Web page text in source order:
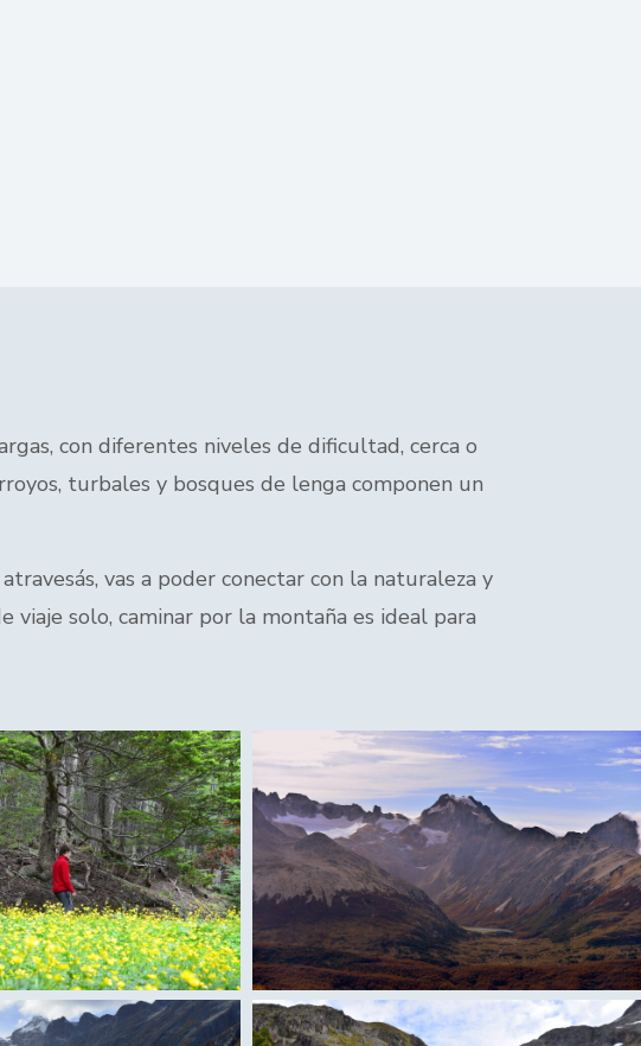
con diferentes niveles de dificultad, cerca o
turbales y bosques de lenga componen un
vas a poder conectar con la naturaleza y
viaje solo, caminar por la montaña es ideal para